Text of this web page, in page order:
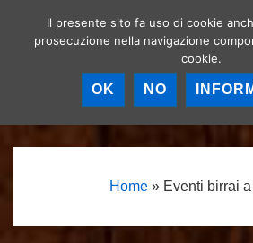
Birrerie artigianali a
Roma – La birra
artigianale nella
Home» Eventi birrai
Il presente sito fa uso di cookie
prosecuzione nella navigazione
cookie.
OK NO